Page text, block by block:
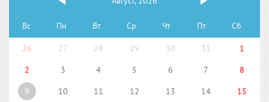
Вс Пн Вт Ср Чт Пт Сб
26 27 28 29 30 31
1
2
3 4 5 6 7
8
9
10 11 12 13 14
15